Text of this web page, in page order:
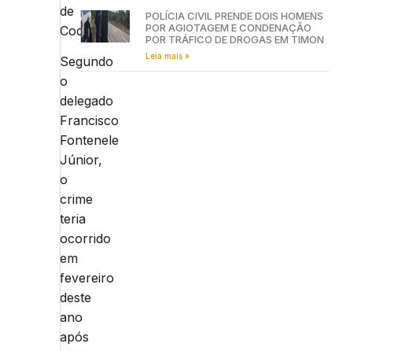
de
Codó.
Segundo
o
delegado
Francisco
Fontenele
Júnior,
o
crime
teria
ocorrido
em
fevereiro
deste
ano
após
POLÍCIA CIVIL PRENDE DOIS HOMENS
POR AGIOTAGEM E CONDENAÇÃO
POR TRÁFICO DE DROGAS EM TIMON
Leia mais »